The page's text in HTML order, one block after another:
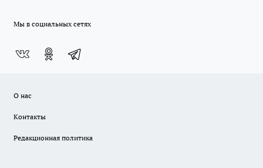
Мы в социальных сетях
О нас
Контакты
Редакционная политика